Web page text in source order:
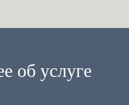
об услуге